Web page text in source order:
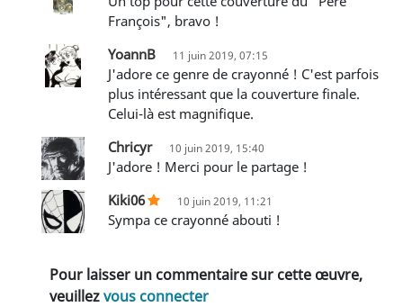
François", bravo !
YoannB
11 juin 2019, 07:15
J'adore ce genre de crayonné ! C'est parfois
plus intéressant que la couverture finale.
Celui-là est magnifique.
Chricyr
10 juin 2019, 15:40
J'adore ! Merci pour le partage !
Kiki06
10 juin 2019, 11:21
Sympa ce crayonné abouti !
Pour laisser un commentaire sur cette œuvre,
veuillezvous connecter